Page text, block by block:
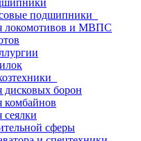
подшипники
локомотивов и МВПС
борон
сферы